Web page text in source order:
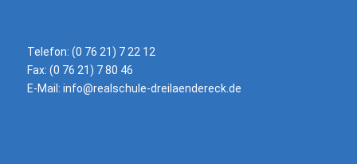
Telefon: (0 76 21) 7 22 12
Fax: (0 76 21) 7 80 46
E-Mail: info@realschule-dreilaendereck.de